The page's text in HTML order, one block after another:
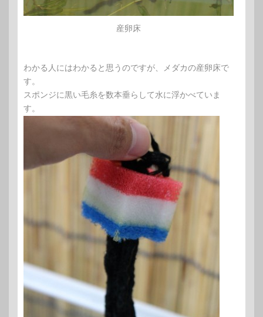
産卵床
わかる人にはわかると思うのですが、メダカの産卵床で
す。
スポンジに黒い毛糸を数本垂らして水に浮かべていま
す。